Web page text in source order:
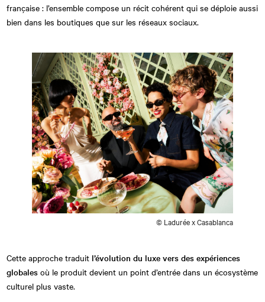
française : l’ensemble compose un récit cohérent qui se déploie aussi
bien dans les boutiques que sur les réseaux sociaux.
© Ladurée x Casablanca
Cette approche traduit l’évolution du luxe vers des expériences
globales où le produit devient un point d’entrée dans un écosystème
culturel plus vaste.